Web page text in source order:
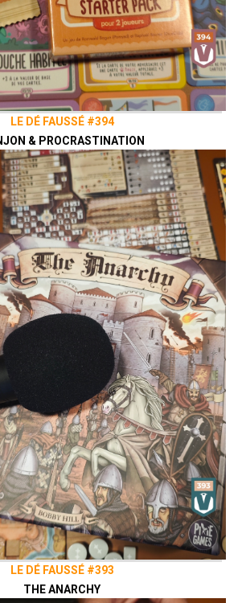
LE DÉ FAUSSÉ #394
& PROCRASTINATION
LE DÉ FAUSSÉ #393
THE ANARCHY